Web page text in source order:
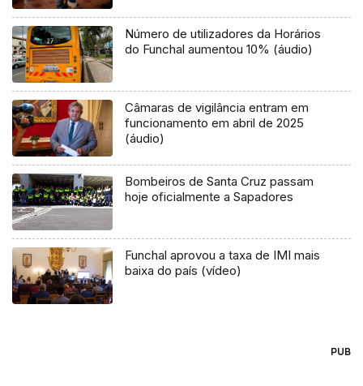
Número de utilizadores da Horários
do Funchal aumentou 10% (áudio)
Câmaras de vigilância entram em
funcionamento em abril de 2025
(áudio)
Bombeiros de Santa Cruz passam
hoje oficialmente a Sapadores
Funchal aprovou a taxa de IMI mais
baixa do país (vídeo)
PUB